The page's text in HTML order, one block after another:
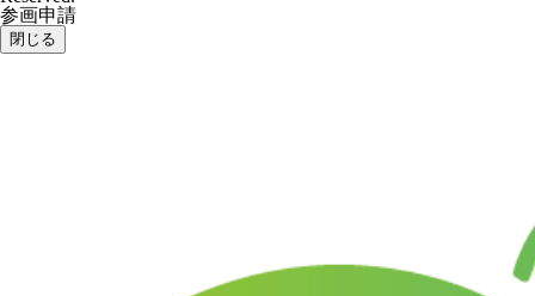
参画申請
閉じる